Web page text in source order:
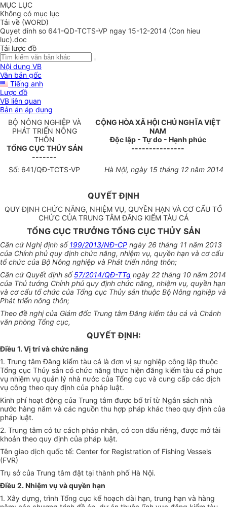
MỤC LỤC
Không có mục lục
Tải về (WORD)
Quyet dinh so 641-QD-TCTS-VP ngay 15-12-2014 (Con hieu
luc).doc
Tải lược đồ
Nội dung VB
Văn bản gốc
Tiếng anh
Lược đồ
VB liên quan
Bản án áp dụng
BỘ NÔNG NGHIỆP VÀ
PHÁT TRIỂN NÔNG
THÔN
TỔNG CỤC THỦY SẢN
-------
CỘNG HÒA XÃ HỘI CHỦ NGHĨA VIỆT
NAM
Độc lập - Tự do - Hạnh phúc
---------------
Số: 641/QĐ-TCTS-VP Hà Nội, ngày 15 tháng 12 năm 2014
QUYẾT ĐỊNH
QUY ĐỊNH CHỨC NĂNG, NHIỆM VỤ, QUYỀN HẠN VÀ CƠ CẤU TỔ
CHỨC CỦA TRUNG TÂMĐĂNG KIỂM TÀU CÁ
TỔNG CỤC TRƯỞNG TỔNG CỤC THỦY SẢN
Căn cứ Nghị định số199/2013/NĐ-CP ngày 26 tháng 11 năm 2013
của Chính phủ quy định chức năng, nhiệm vụ, quyền hạn và cơ cấu
tổ chức của Bộ Nông nghiệp và Phát triển nông thôn;
Căn cứ Quyết định số57/2014/QĐ-TTg ngày 22 tháng 10 năm 2014
của Thủ tướng Chính phủ quy định chức năng, nhiệm vụ, quyền hạn
và cơ cấu tổ chức của Tổng cục Thủy sản thuộc Bộ Nông nghiệp và
Phát triển nông thôn;
Theo đề nghị của Giám đốc Trung tâm Đăng kiểm tàu cá và Chánh
văn phòng Tổng cục,
QUYẾT ĐỊNH:
Điều 1. Vị trí và chức năng
1. Trung tâm Đăng kiểm tàu cá là đơn vị sự nghiệp công lập thuộc
Tổng cục Thủy sản có chức năng thực hiện đăng kiểm tàu cá phục
vụ nhiệm vụ quản lý nhà nước của Tổng cục và cung cấp các dịch
vụ công theo quy định của pháp luật.
Kinh phí hoạt động của Trung tâm được bố trí từ Ngân sách nhà
nước hàng năm và các nguồn thu hợp pháp khác theo quy định của
pháp luật.
2. Trung tâm có tư cách pháp nhân, có con dấu riêng, được mở tài
khoản theo quy định của pháp luật.
Tên giao dịch quốc tế: Center for Registration of Fishing Vessels
(FVR)
Trụ sở của Trung tâm đặt tại thành phố Hà Nội.
Điều 2. Nhiệm vụ và quyền hạn
1. Xây dựng, trình Tổng cục kế hoạch dài hạn, trung hạn và hàng